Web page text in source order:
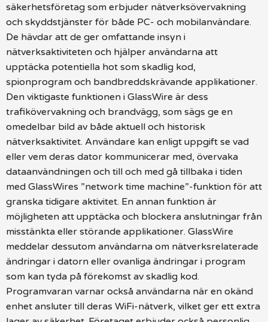
säkerhetsföretag som erbjuder nätverksövervakning
och skyddstjänster för både PC- och mobilanvändare.
De hävdar att de ger omfattande insyn i
nätverksaktiviteten och hjälper användarna att
upptäcka potentiella hot som skadlig kod,
spionprogram och bandbreddskrävande applikationer.
Den viktigaste funktionen i GlassWire är dess
trafikövervakning och brandvägg, som sägs ge en
omedelbar bild av både aktuell och historisk
nätverksaktivitet. Användare kan enligt uppgift se vad
eller vem deras dator kommunicerar med, övervaka
dataanvändningen och till och med gå tillbaka i tiden
med GlassWires ”network time machine”-funktion för att
granska tidigare aktivitet. En annan funktion är
möjligheten att upptäcka och blockera anslutningar från
misstänkta eller störande applikationer. GlassWire
meddelar dessutom användarna om nätverksrelaterade
ändringar i datorn eller ovanliga ändringar i program
som kan tyda på förekomst av skadlig kod.
Programvaran varnar också användarna när en okänd
enhet ansluter till deras WiFi-nätverk, vilket ger ett extra